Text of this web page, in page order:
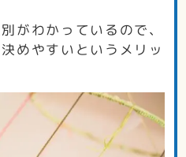
がわかっているので、
めやすいというメリッ